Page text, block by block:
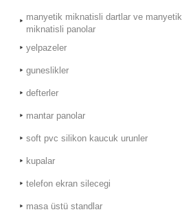
manyetik miknatisli dartlar ve manyetik
miknatisli panolar
yelpazeler
guneslikler
defterler
mantar panolar
soft pvc silikon kaucuk urunler
kupalar
telefon ekran silecegi
masa üstü standlar